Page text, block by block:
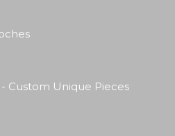
Custom Unique Pieces